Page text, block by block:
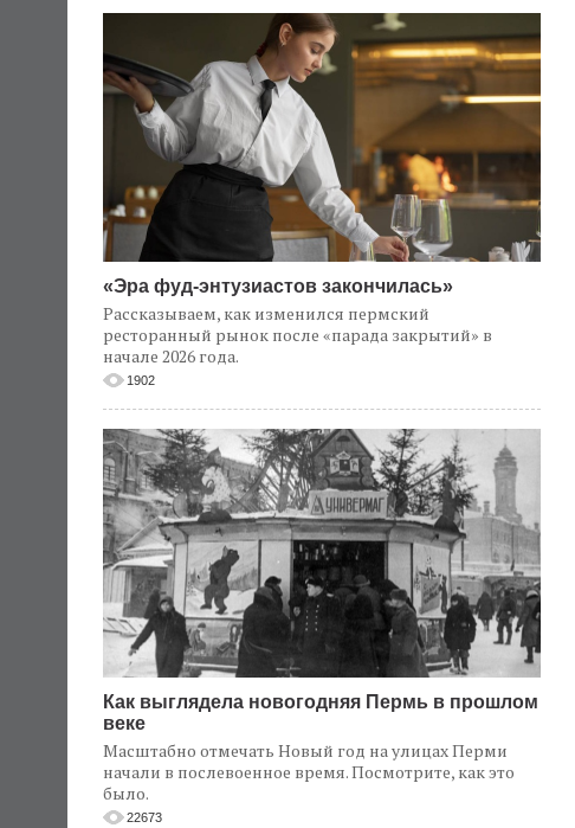
«Эра фуд-энтузиастов закончилась»
Рассказываем, как изменился пермский
ресторанный рынок после «парада закрытий» в
начале 2026 года.
1902
Как выглядела новогодняя Пермь в прошлом
веке
Масштабно отмечать Новый год на улицах Перми
начали в послевоенное время. Посмотрите, как это
было.
22673